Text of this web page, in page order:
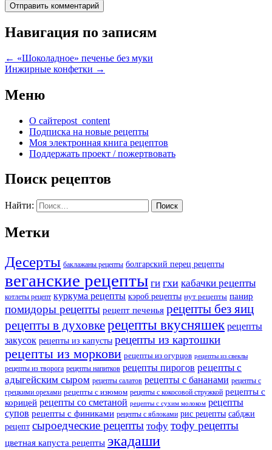
Навигация по записям
← «Шоколадное» печенье без муки
Инжирные конфетки →
Меню
О сайтеpost_content
Подписка на новые рецепты
Моя электронная книга рецептов
Поддержать проект / пожертвовать
Поиск рецептов
Найти:
Метки
Десерты баклажаны рецепты болгарский перец рецепты
веганские рецепты ги гхи кабачки рецепты
котлеты рецепт куркума рецепты кэроб рецепты нут рецепты панир
помидоры рецепты рецепт печенья рецепты без яиц
рецепты в духовкерецепты вкусняшек рецепты
закусок рецепты из капусты рецепты из картошки
рецепты из моркови рецепты из огурцов рецепты из свеклы
рецепты из творога рецепты напитков рецепты пирогов рецепты с
адыгейским сыром рецепты салатов рецепты с бананами рецепты с
грецкими орехами рецепты с изюмом рецепты с кокосовой стружкой рецепты с
корицей рецепты со сметаной рецепты с сухим молоком рецепты
супов рецепты с финиками рецепты с яблоками рис рецепты сабджи
рецепт сыроедческие рецепты тофу тофу рецепты
цветная капуста рецепты экадаши